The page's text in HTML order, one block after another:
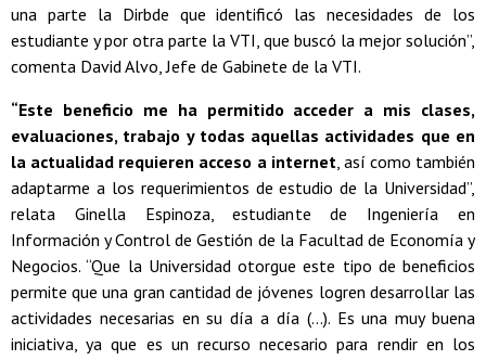
una parte la Dirbde que identificó las necesidades de los
estudiante y por otra parte la VTI, que buscó la mejor solución”,
comenta David Alvo, Jefe de Gabinete de la VTI.
“Este beneficio me ha permitido acceder a mis clases,
evaluaciones, trabajo y todas aquellas actividades que en
la actualidad requieren acceso a internet, así como también
adaptarme a los requerimientos de estudio de la Universidad”,
relata Ginella Espinoza, estudiante de Ingeniería en
Información y Control de Gestión de la Facultad de Economía y
Negocios. “Que la Universidad otorgue este tipo de beneficios
permite que una gran cantidad de jóvenes logren desarrollar las
actividades necesarias en su día a día (...). Es una muy buena
iniciativa, ya que es un recurso necesario para rendir en los